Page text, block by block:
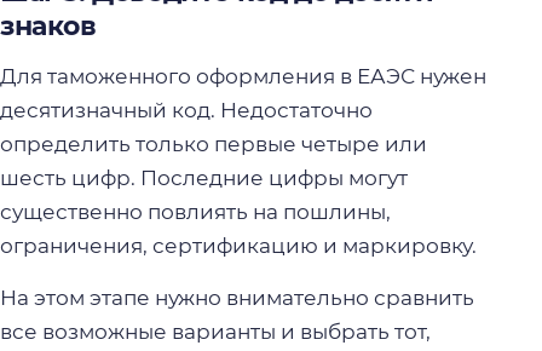
знаков
Для таможенного оформления в ЕАЭС нужен
десятизначный код. Недостаточно
определить только первые четыре или
шесть цифр. Последние цифры могут
существенно повлиять на пошлины,
ограничения, сертификацию и маркировку.
На этом этапе нужно внимательно сравнить
все возможные варианты и выбрать тот,